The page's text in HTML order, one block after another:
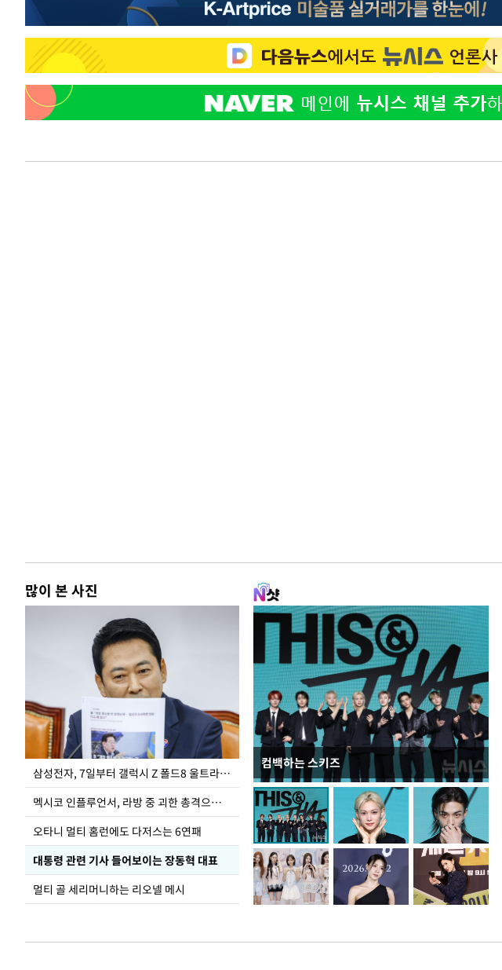
많이 본 사진
삼성전자, 7일부터 갤럭시 Z 폴드8 울트라·폴드8·플립8 출시
멕시코 인플루언서, 라방 중 괴한 총격으로 사망
오타니 멀티 홈런에도 다저스는 6연패
대통령 관련 기사 들어보이는 장동혁 대표
멀티 골 세리머니하는 리오넬 메시
컴백하는 스키즈
이재명 대통령, "수사·기소 분리 관련 대비책 최
선 다해 강구해야"